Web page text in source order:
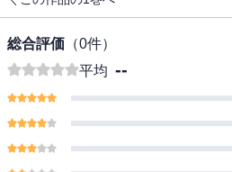
総合評価 （0件）
平均 --